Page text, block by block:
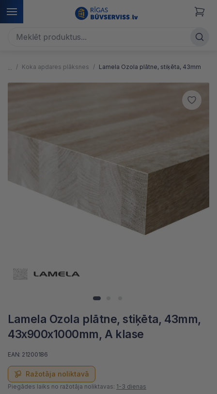
Koka apdares plāksnes Lamela Ozola plātne, stiķēta, 43mm
Lamela Ozola plātne, stiķēta, 43mm,
43x900x1000mm, A klase
Ražotāja noliktavā
EAN: 21200186
Piegādes laiks no ražotāja noliktavas: 1-3 dienas